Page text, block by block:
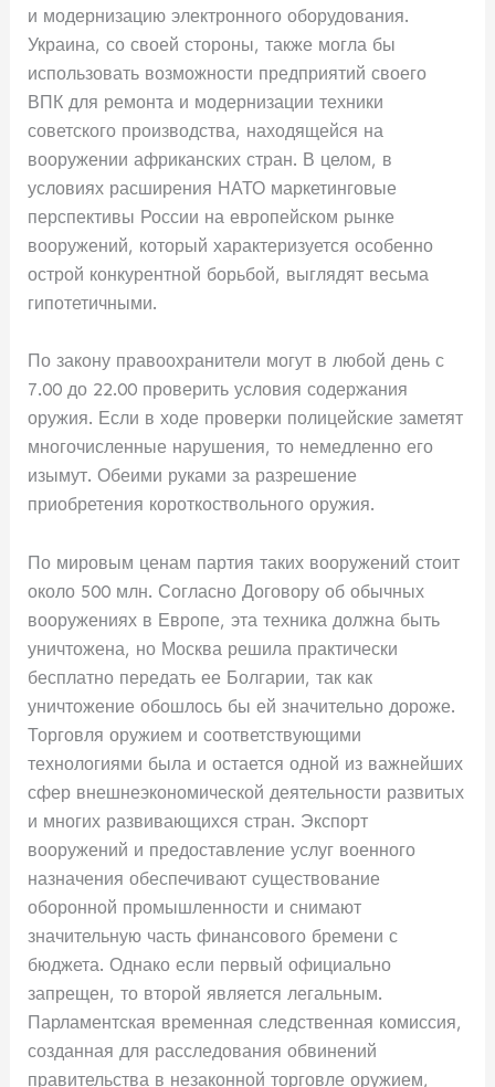
и модернизацию электронного оборудования.
Украина, со своей стороны, также могла бы
использовать возможности предприятий своего
ВПК для ремонта и модернизации техники
советского производства, находящейся на
вооружении африканских стран. В целом, в
условиях расширения НАТО маркетинговые
перспективы России на европейском рынке
вооружений, который характеризуется особенно
острой конкурентной борьбой, выглядят весьма
гипотетичными.
По закону правоохранители могут в любой день с
7.00 до 22.00 проверить условия содержания
оружия. Если в ходе проверки полицейские заметят
многочисленные нарушения, то немедленно его
изымут. Обеими руками за разрешение
приобретения короткоствольного оружия.
По мировым ценам партия таких вооружений стоит
около 500 млн. Согласно Договору об обычных
вооружениях в Европе, эта техника должна быть
уничтожена, но Москва решила практически
бесплатно передать ее Болгарии, так как
уничтожение обошлось бы ей значительно дороже.
Торговля оружием и соответствующими
технологиями была и остается одной из важнейших
сфер внешнеэкономической деятельности развитых
и многих развивающихся стран. Экспорт
вооружений и предоставление услуг военного
назначения обеспечивают существование
оборонной промышленности и снимают
значительную часть финансового бремени с
бюджета. Однако если первый официально
запрещен, то второй является легальным.
Парламентская временная следственная комиссия,
созданная для расследования обвинений
правительства в незаконной торговле оружием,